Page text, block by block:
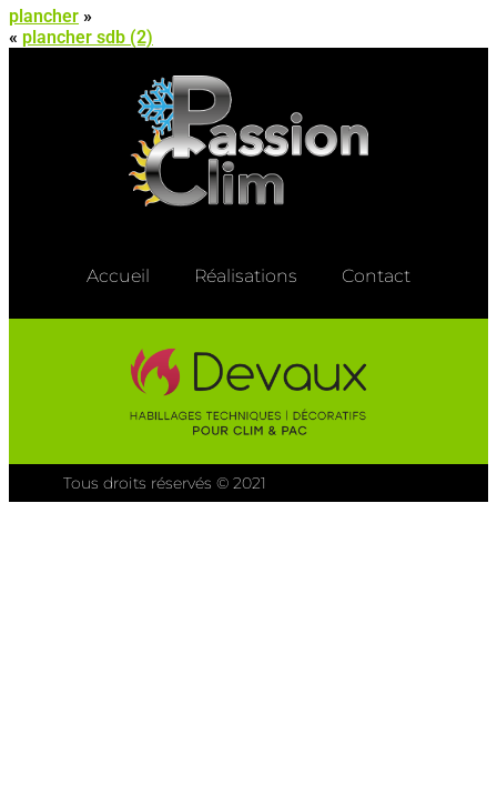
plancher »
« plancher sdb (2)
Accueil Réalisations Contact
Tous droits réservés © 2021